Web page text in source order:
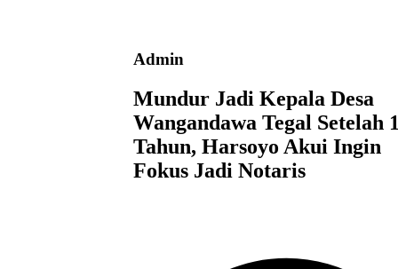
Admin
Mundur Jadi Kepala Desa
Wangandawa Tegal Setelah
Tahun, Harsoyo Akui Ingin
Fokus Jadi Notaris